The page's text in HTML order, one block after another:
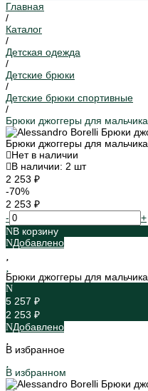
Главная
/
Каталог
/
Детская одежда
/
Детские брюки
/
Детские брюки спортивные
/
Брюки джоггеры для мальчика
Брюки джоггеры для мальчика
Нет в наличии
В наличии: 2 шт
2 253 ₽
-70%
2 253 ₽
-
+
В корзину
Добавлено
Брюки джоггеры для мальчика
5 257 ₽
2 253 ₽
Добавлено
В избранное
В избранном